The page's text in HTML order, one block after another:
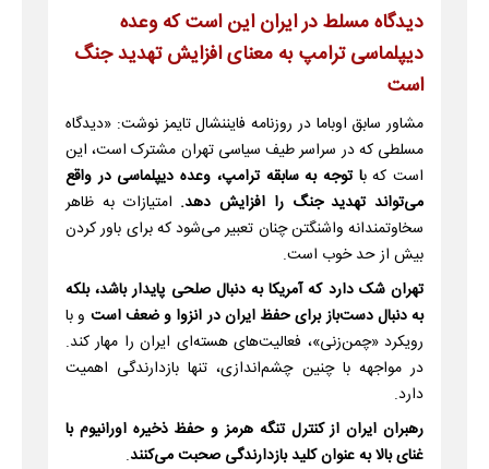
دیدگاه مسلط در ایران این است که وعده
دیپلماسی ترامپ به معنای افزایش تهدید جنگ
است
مشاور سابق اوباما در روزنامه فایننشال تایمز نوشت: «دیدگاه
مسلطی که در سراسر طیف سیاسی تهران مشترک است، این
است که با توجه به سابقه ترامپ، وعده دیپلماسی در واقع
می‌تواند تهدید جنگ را افزایش دهد. امتیازات به ظاهر
سخاوتمندانه واشنگتن چنان تعبیر می‌شود که برای باور کردن
بیش از حد خوب است.
تهران شک دارد که آمریکا به دنبال صلحی پایدار باشد، بلکه
به دنبال دست‌باز برای حفظ ایران در انزوا و ضعف است و با
رویکرد «چمن‌زنی»، فعالیت‌های هسته‌ای ایران را مهار کند.
در مواجهه با چنین چشم‌اندازی، تنها بازدارندگی اهمیت
دارد.
رهبران ایران از کنترل تنگه هرمز و حفظ ذخیره اورانیوم با
غنای بالا به عنوان کلید بازدارندگی صحبت می‌کنند.